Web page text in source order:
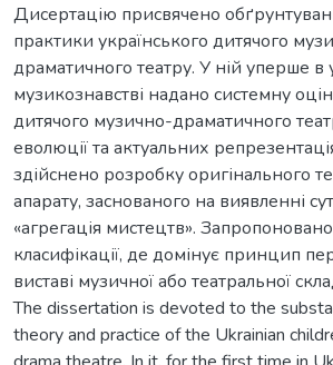
Дисертацію присвячено
практики українського дитячого
драматичного театру. У ній уперше в
музикознавстві надано системну
дитячого музично-драматичного
еволюції та актуальних
здійснено розробку оригінального
апарату, заснованого на виявленні
«агрегація мистецтв».
класифікації, де домінує принцип
виставі музичної або театральної
The dissertation is devoted to the
theory and practice of the Ukrainian